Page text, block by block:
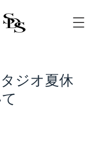
ジオ夏休